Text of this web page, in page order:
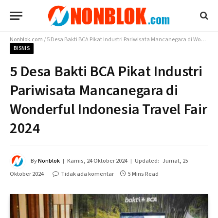
Nonblok.com/5 Desa Bakti BCA Pikat Industri Pariwisata Mancanegara di Wonderful Indonesia Travel Fair 2024
BISNIS
5 Desa Bakti BCA Pikat Industri
Pariwisata Mancanegara di
Wonderful Indonesia Travel Fair
2024
ByNonblok Kamis, 24 Oktober 2024 Updated: Jumat, 25
Oktober 2024
Tidak ada komentar 5 Mins Read